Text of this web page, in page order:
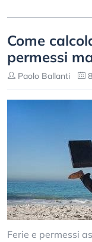
Come
permessi
Paolo Ballanti
Ferie e permessi